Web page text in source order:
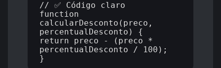
// ✅ Código claro
function
calcularDesconto(preco,
percentualDesconto) {
return preco - (preco *
percentualDesconto / 100);